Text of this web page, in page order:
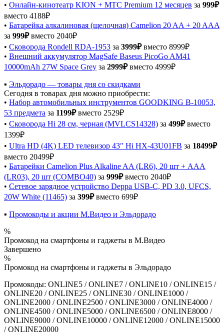
• Онлайн-кинотеатр KION + МТС Premium 12 месяцев за 999₽
вместо 4188₽
• Батарейка алкалиновая (щелочная) Camelion 20 AA + 20 AAA
за 999₽вместо 2040₽
• Сковорода Rondell RDA-1953 за 3999₽вместо 8999₽
• Внешний аккумулятор MagSafe Baseus PicoGo AM41
10000mAh 27W Space Grey за 2999₽вместо 4999₽
▪️ Эльдорадо — товары дня со скидками
Сегодня в товарах дня можно приобрести:
• Набор автомобильных инструментов GOODKING B-10053,
53 предмета за 1199₽вместо 2529₽
• Сковорода Hi 28 см, черная (MVLCS14328) за 499₽вместо
1399₽
• Ultra HD (4K) LED телевизор 43″ Hi HX-43U01FB за 18499₽
вместо 20499₽
• Батарейки Camelion Plus Alkaline AA (LR6), 20 шт + AAA
(LR03), 20 шт (COMBO40) за 999₽вместо 2040₽
• Сетевое зарядное устройство Deppa USB-C, PD 3.0, UFCS,
20W White (11465) за 399₽вместо 699₽
▪️ Промокоды и акции М.Видео и Эльдорадо
%
Промокод на смартфоны и гаджеты в М.Видео
Завершено
%
Промокод на смартфоны и гаджеты в Эльдорадо
Промокоды: ONLINE5 / ONLINE7 / ONLINE10 / ONLINE15 /
ONLINE20 / ONLINE25 / ONLINE30 / ONLINE1000 /
ONLINE2000 / ONLINE2500 / ONLINE3000 / ONLINE4000 /
ONLINE4500 / ONLINE5000 / ONLINE6500 / ONLINE8000 /
ONLINE9000 / ONLINE10000 / ONLINE12000 / ONLINE15000
/ ONLINE20000